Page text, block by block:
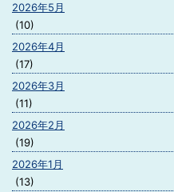
2026年5月
(10)
2026年4月
(17)
2026年3月
(11)
2026年2月
(19)
2026年1月
(13)